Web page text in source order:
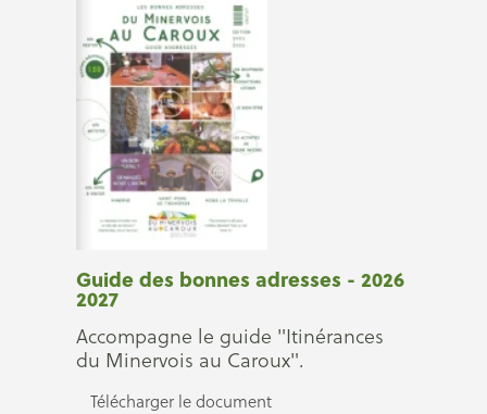
Guide des bonnes adresses - 2026
2027
Accompagne le guide "Itinérances
du Minervois au Caroux".
Télécharger le document